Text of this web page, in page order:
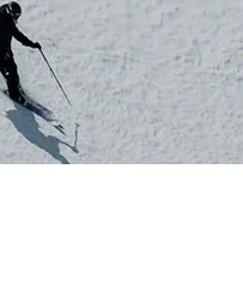
rien ajouté.